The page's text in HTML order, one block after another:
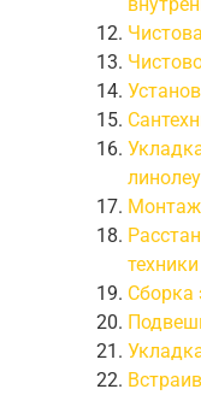
техники
Сборка